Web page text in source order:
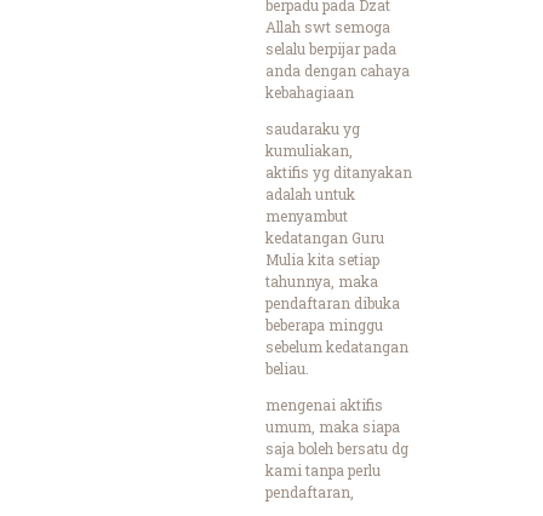
berpadu pada Dzat
Allah swt semoga
selalu berpijar pada
anda dengan cahaya
kebahagiaan
saudaraku yg
kumuliakan,
aktifis yg ditanyakan
adalah untuk
menyambut
kedatangan Guru
Mulia kita setiap
tahunnya, maka
pendaftaran dibuka
beberapa minggu
sebelum kedatangan
beliau.
mengenai aktifis
umum, maka siapa
saja boleh bersatu dg
kami tanpa perlu
pendaftaran,